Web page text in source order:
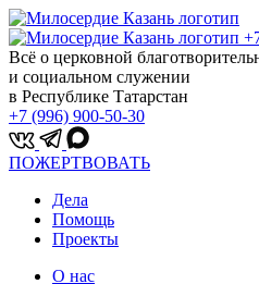
Всё о церковной
и социальном служении
в Республике Татарстан
+7 (996) 900-50-30
ПОЖЕРТВОВАТЬ
Дела
Помощь
Проекты
О нас